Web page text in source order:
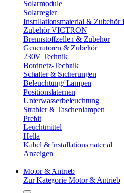
Solarmodule
Solarregler
Installationsmaterial & Zubehör
Zubehör VICTRON
Brennstoffzellen & Zubehör
Generatoren & Zubehör
230V Technik
Bordnetz-Technik
Schalter & Sicherungen
Beleuchtung/ Lampen
Positionslaternen
Unterwasserbeleuchtung
Strahler & Taschenlampen
Prebit
Leuchtmittel
Hella
Kabel & Installationsmaterial
Anzeigen
Motor & Antrieb
Zur Kategorie Motor & Antrieb